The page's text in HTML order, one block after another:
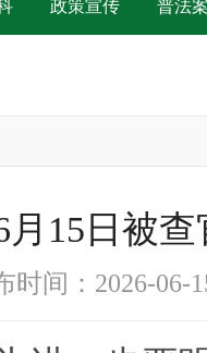
政策宣传 普法
月15日被
时间：2026-